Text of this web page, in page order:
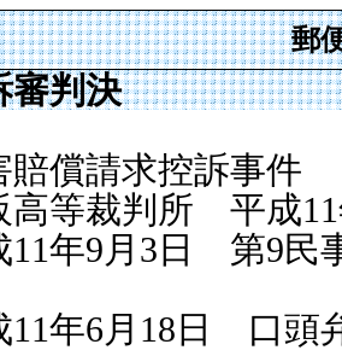
郵
審判決
賠償請求控訴事件
高等裁判所 平成11
11年9月3日 第9
11年6月18日 口頭